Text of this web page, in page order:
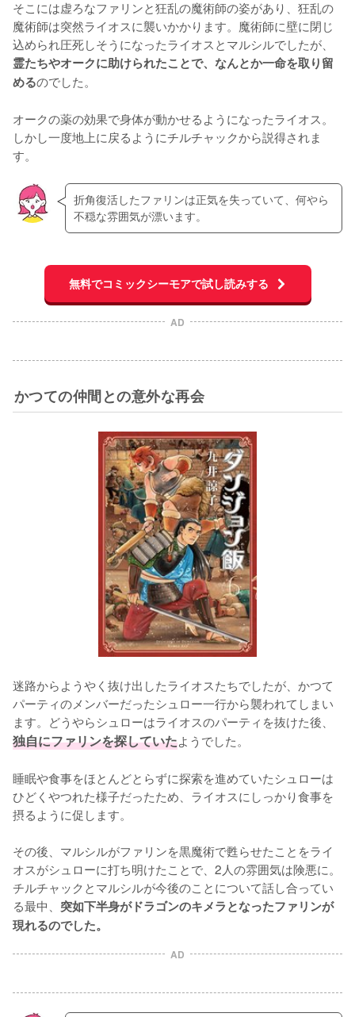
そこには虚ろなファリンと狂乱の魔術師の姿があり、狂乱の
魔術師は突然ライオスに襲いかかります。魔術師に壁に閉じ
込められ圧死しそうになったライオスとマルシルでしたが、
霊たちやオークに助けられたことで、なんとか一命を取り留
めるのでした。
オークの薬の効果で身体が動かせるようになったライオス。
しかし一度地上に戻るようにチルチャックから説得されま
す。
折角復活したファリンは正気を失っていて、何やら
不穏な雰囲気が漂います。
無料でコミックシーモアで試し読みする
AD
かつての仲間との意外な再会
迷路からようやく抜け出したライオスたちでしたが、かつて
パーティのメンバーだったシュロー一行から襲われてしまい
ます。どうやらシュローはライオスのパーティを抜けた後、
独自にファリンを探していたようでした。
睡眠や食事をほとんどとらずに探索を進めていたシュローは
ひどくやつれた様子だったため、ライオスにしっかり食事を
摂るように促します。
その後、マルシルがファリンを黒魔術で甦らせたことをライ
オスがシュローに打ち明けたことで、2人の雰囲気は険悪に。
チルチャックとマルシルが今後のことについて話し合ってい
る最中、 突如下半身がドラゴンのキメラとなったファリンが
現れるのでした。
AD